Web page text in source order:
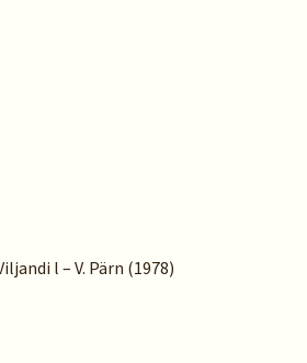
l – V. Pärn (1978)